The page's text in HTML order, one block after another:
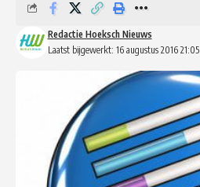
Laatst bijgewerkt: 16 augustus 2016 21:05
Redactie Hoeksch Nieuws